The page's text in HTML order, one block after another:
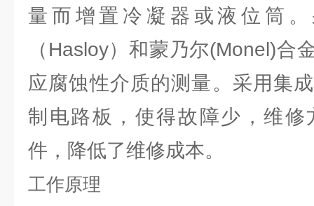
量而增置冷凝器或液位筒
（Hasloy）和蒙乃尔(Monel)合
应腐蚀性介质的测量。采用集
制电路板，使得故障少，维修
件，降低了维修成本。
工作原理